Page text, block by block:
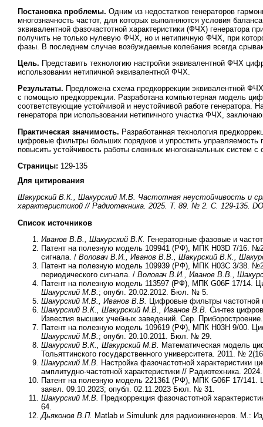
Постановка проблемы. Одним из недостатков генераторов
многозначность частот, для которых выполняются условия
эквивалентной фазочастотной характеристики (ФЧХ) генератора
получить не только нулевую ФЧХ, но и нетипичную ФЧХ, при
фазы. В последнем случае возбуждаемые колебания всегда
Цель. Представить технологию настройки эквивалентной ФЧХ
использовании нетипичной эквивалентной ФЧХ.
Результаты. Предложена схема предкоррекции эквивалентной
с помощью предкоррекции. Разработана компьютерная модель
соответствующие устойчивой и неустойчивой работе генератора.
генератора при использовании нетипичного участка ФЧХ,
Практическая значимость. Разработанная технология
цифровые фильтры больших порядков и упростить
повысить устойчивость работы сложных многоканальных систем с
Страницы: 129-135
Для цитирования
Шакурский В.К., Шакурский М.В. Частотная неустойчивость и
характеристикой // Радиотехника. 2025. Т. 89. № 2. С. 129-135.
Список источников
Иванов В.В., Шакурский В.К.
Генераторные фазовые и
Патент на полезную модель 109941 (РФ), МПК H03D 7/16.
сигнала. / Воловач В.И., Иванов В.В., Шакурский В.К.,
Патент на полезную модель 109939 (РФ), МПК H03C 3/38.
периодического сигнала. / Воловач В.И., Иванов В.В.,
Патент на полезную модель 113597 (РФ), МПК G06F 17/14.
Шакурский М.В. ; опубл. 20.02.2012. Бюл. № 5.
Шакурский М.В., Иванов В.В.
Цифровые фильтры
Шакурский В.К., Шакурский М.В., Иванов В.В. Синтез
Известия высших учебных заведений. Сер.
Патент на полезную модель 109619 (РФ), МПК H03H 9/00.
Шакурский М.В. ; опубл. 20.10.2011. Бюл. № 29.
Шакурский В.К., Шакурский М.В.
Математическая модель
Тольяттинского государственного университета. 2011. №
Шакурский М.В.
Настройка фазочастотной характеристики
амплитудно-частотной характеристики // Радиотехника.
Патент на полезную модель 221361 (РФ), МПК G06F 17/141.
заявл. 09.10.2023; опубл. 02.11.2023 Бюл. № 31.
Шакурский М.В.
Предкоррекция фазочастотной
64.
Дьяконов В.П. Matlab и Simulunk для радиоинженеров. М.: